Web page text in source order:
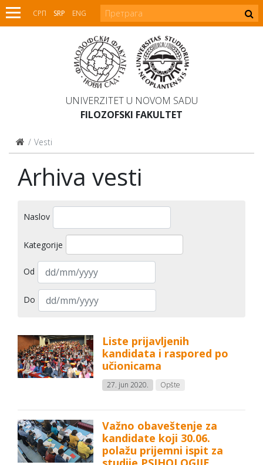
СРП SRP ENG
UNIVERZITET U NOVOM SADU
FILOZOFSKI FAKULTET
Vesti
Arhiva vesti
Naslov
Kategorije
Od
Do
Liste prijavljenih
kandidata i raspored po
učionicama
27. jun 2020. Opšte
Važno obaveštenje za
kandidate koji 30.06.
polažu prijemni ispit za